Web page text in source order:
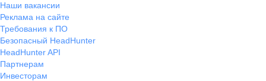
Наши вакансии
Реклама на сайте
Требования к ПО
Безопасный HeadHunter
HeadHunter API
Партнерам
Инвесторам